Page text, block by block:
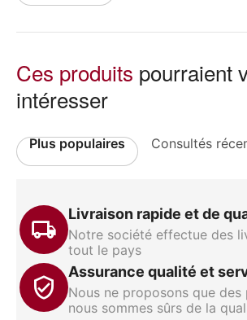
Ces produits pourraient
intéresser
Plus populaires Consultés
Livraison rapide et de
Notre société effectue des
tout le pays
Assurance qualité et
Nous ne proposons que
nous sommes sûrs de la